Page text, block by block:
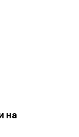
на